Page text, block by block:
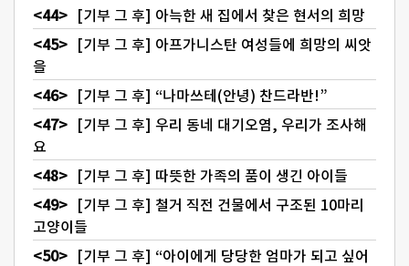
[기부 그 후] 아늑한 새 집에서 찾은 현서의 희망
[기부 그 후] 아프가니스탄 여성들에 희망의 씨앗
을
[기부 그 후] “나마쓰테(안녕) 찬드라반!”
[기부 그 후] 우리 동네 대기오염, 우리가 조사해
요
[기부 그 후] 따뜻한 가족의 품이 생긴 아이들
[기부 그 후] 철거 직전 건물에서 구조된 10마리
고양이들
[기부 그 후] “아이에게 당당한 엄마가 되고 싶어